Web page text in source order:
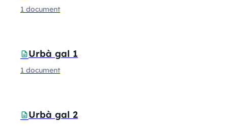
1 document
descriptionUrbà gal 1
1 document
descriptionUrbà gal 2